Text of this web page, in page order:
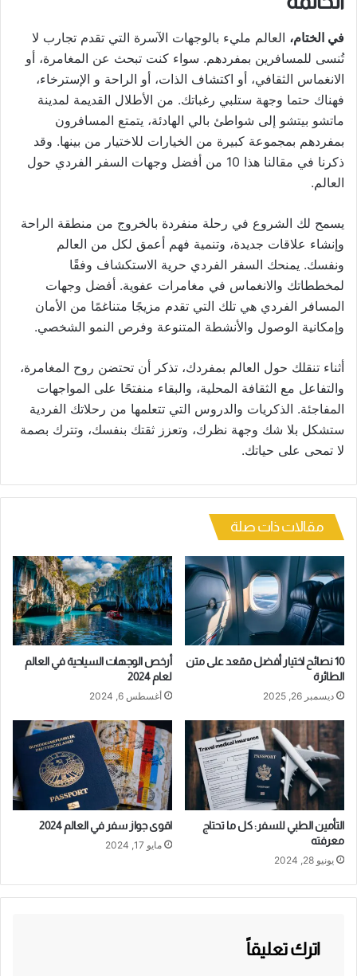
في الختام، العالم مليء بالوجهات الآسرة التي تقدم تجارب لا
تُنسى للمسافرين بمفردهم. سواء كنت تبحث عن المغامرة، أو
الانغماس الثقافي، أو اكتشاف الذات، أو الراحة و الإسترخاء،
فهناك حتما وجهة ستلبي رغباتك. من الأطلال القديمة لمدينة
ماتشو بيتشو إلى شواطئ بالي الهادئة، يتمتع المسافرون
بمفردهم بمجموعة كبيرة من الخيارات للاختيار من بينها. وقد
ذكرنا في مقالنا هذا 10 من أفضل وجهات السفر الفردي حول
العالم.
يسمح لك الشروع في رحلة منفردة بالخروج من منطقة الراحة
وإنشاء علاقات جديدة، وتنمية فهم أعمق لكل من العالم
ونفسك. يمنحك السفر الفردي حرية الاستكشاف وفقًا
لمخططاتك والانغماس في مغامرات عفوية. أفضل وجهات
المسافر الفردي هي تلك التي تقدم مزيجًا متناغمًا من الأمان
وإمكانية الوصول والأنشطة المتنوعة وفرص النمو الشخصي.
أثناء تنقلك حول العالم بمفردك، تذكر أن تحتضن روح المغامرة،
والتفاعل مع الثقافة المحلية، والبقاء منفتحًا على المواجهات
المفاجئة. الذكريات والدروس التي تتعلمها من رحلاتك الفردية
ستشكل بلا شك وجهة نظرك، وتعزز ثقتك بنفسك، وتترك بصمة
لا تمحى على حياتك.
مقالات ذات صلة
10 نصائح اختيار أفضل مقعد على متن
الطائرة
ديسمبر 26, 2025
أرخص الوجهات السياحية في العالم
لعام 2024
أغسطس 6, 2024
التأمين الطبي للسفر: كل ما تحتاج
معرفته
يونيو 28, 2024
اقوى جواز سفر في العالم 2024
مايو 17, 2024
اترك تعليقاً